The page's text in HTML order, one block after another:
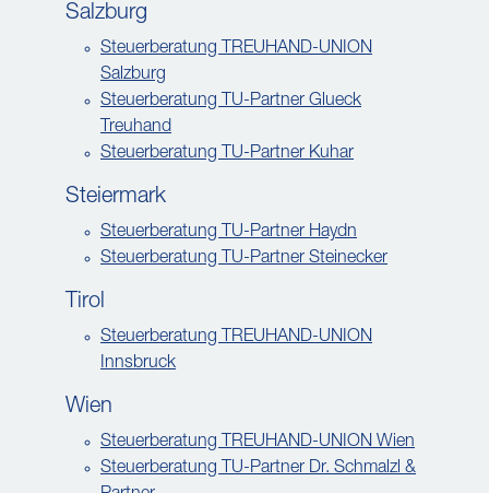
Salzburg
Steuerberatung TREUHAND-UNION
Salzburg
Steuerberatung TU-Partner Glueck
Treuhand
Steuerberatung TU-Partner Kuhar
Steiermark
Steuerberatung TU-Partner Haydn
Steuerberatung TU-Partner Steinecker
Tirol
Steuerberatung TREUHAND-UNION
Innsbruck
Wien
Steuerberatung TREUHAND-UNION Wien
Steuerberatung TU-Partner Dr. Schmalzl &